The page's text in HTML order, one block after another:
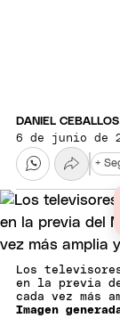
DANIEL CEBALLOS
6 de junio de
+
Los
en la previa
cada vez más
Imagen